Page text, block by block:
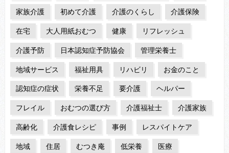
家族介護 初めて介護 介護のくらし 介護保険
在宅 大人用紙おむつ 健康 リフレッシュ
介護予防 日本認知症予防協会 管理栄養士
地域サービス 福祉用具 リハビリ お金のこと
認知症の症状 栄養不足 要介護 ヘルパー
フレイル おむつの選び方 介護福祉士 介護家族
高齢化 介護食レシピ 事例 レスパイトケア
地域 住居 むつき庵 低栄養 医療